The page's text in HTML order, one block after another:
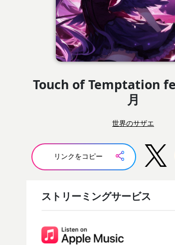
Touch of Temptation
月
世界のサザエ
リンクをコピー
ストリーミングサービス